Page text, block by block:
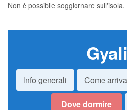
Non è possibile soggiornare sull'isola.
Gyali
Info generali Come
Dove dormire